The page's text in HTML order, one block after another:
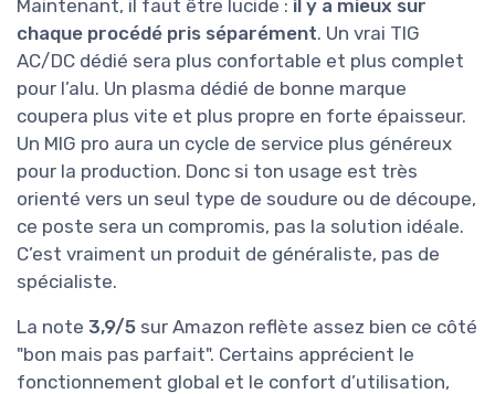
Maintenant, il faut être lucide : il y a mieux sur
chaque procédé pris séparément. Un vrai TIG
AC/DC dédié sera plus confortable et plus complet
pour l’alu. Un plasma dédié de bonne marque
coupera plus vite et plus propre en forte épaisseur.
Un MIG pro aura un cycle de service plus généreux
pour la production. Donc si ton usage est très
orienté vers un seul type de soudure ou de découpe,
ce poste sera un compromis, pas la solution idéale.
C’est vraiment un produit de généraliste, pas de
spécialiste.
La note 3,9/5 sur Amazon reflète assez bien ce côté
"bon mais pas parfait". Certains apprécient le
fonctionnement global et le confort d’utilisation,